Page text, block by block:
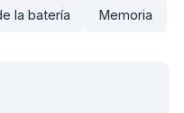
la batería Memoria